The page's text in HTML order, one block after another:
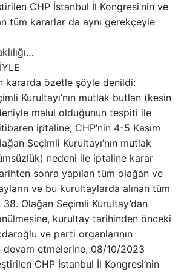
CHP İstanbul İl Kongresi’nin ve
tüm kararlar da aynı gerekçeyle
kararda özetle şöyle denildi:
Kurultayı’nın mutlak butlan (kesin
malul olduğunun tespiti ile
iptaline, CHP’nin 4-5 Kasım
Seçimli Kurultayı’nın mutlak
nedeni ile iptaline karar
sonra yapılan tüm olağan ve
ve bu kurultaylarda alınan tüm
Olağan Seçimli Kurultay’dan
kurultay tarihinden önceki
ve parti organlarının
devam etmelerine, 08/10/2023
CHP İstanbul İl Kongresi’nin